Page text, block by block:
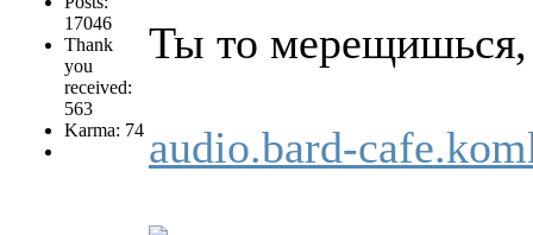
17046
Thank
you
received:
563
Karma: 74
Ты то меpещишься,
audio.bard-